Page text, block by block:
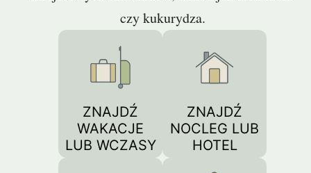
czy kukurydza.
ZNAJDŹ
WAKACJE
LUB WCZASY
ZNAJDŹ
NOCLEG LUB
HOTEL